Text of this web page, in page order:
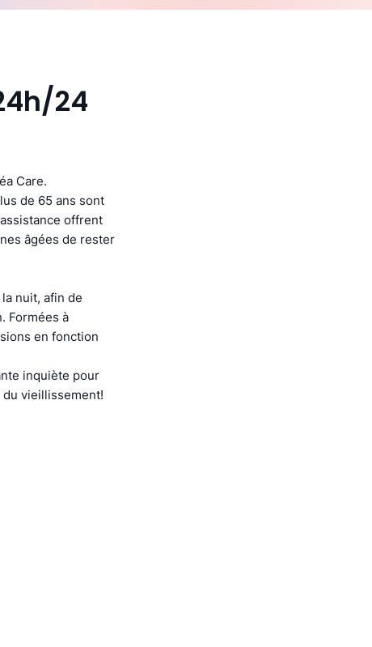
24
Care.
de 65 ans sont
offrent
âgées de rester
nuit, afin de
Formées à
en fonction
inquiète pour
vieillissement!